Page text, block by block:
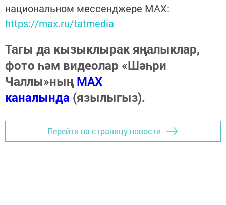
национальном мессенджере MАХ:
https://max.ru/tatmedia
Тагы да кызыклырак яңалыклар,
фото һәм видеолар «Шәһри
Чаллы»ныңMAX
каналында (язылыгыз).
Перейти на страницу новости